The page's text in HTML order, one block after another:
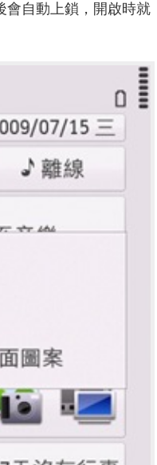
自動上鎖，開啟時就